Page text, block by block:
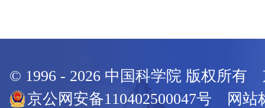
© 1996 - 2026 中国科学院 版权所有
京公网安备110402500047号 网站